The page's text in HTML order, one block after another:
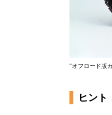
“オフロード版
ヒン